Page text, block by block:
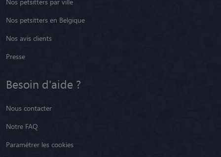
Nos petsitters en Belgique
Nos avis clients
Presse
Besoin d'aide ?
Nous contacter
Notre FAQ
Paramétrer les cookies